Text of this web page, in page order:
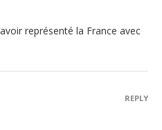
représenté la France avec
REPLY